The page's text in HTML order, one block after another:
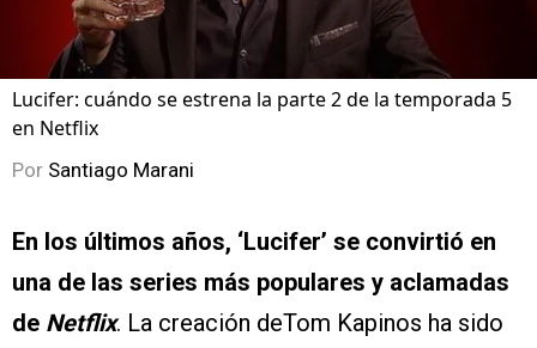
Lucifer: cuándo se estrena la parte 2 de la temporada 5
en Netflix
Por Santiago Marani
En los últimos años, ‘Lucifer’ se convirtió en
una de las series más populares y aclamadas
de Netflix. La creación deTom Kapinos ha sido